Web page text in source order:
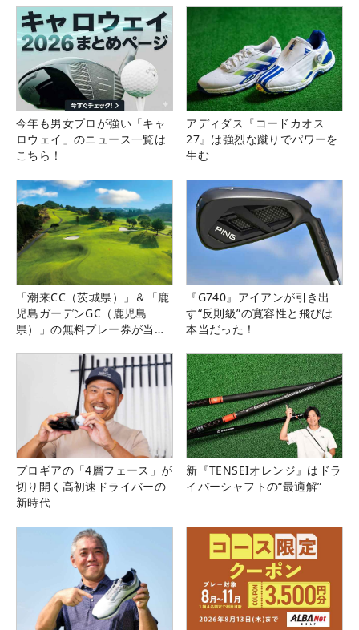
今年も男女プロが強い「キャ
ロウェイ」のニュース一覧は
こちら！
アディダス『コードカオス
27』は強烈な蹴りでパワーを
生む
「潮来CC（茨城県）」＆「鹿
児島ガーデンGC（鹿児島
県）」の無料プレー券が当た
『G740』アイアンが引き出
す“反則級”の寛容性と飛びは
本当だった！
プロギアの「4層フェース」が
切り開く高初速ドライバーの
新時代
新『TENSEIオレンジ』はドラ
イバーシャフトの“最適解”